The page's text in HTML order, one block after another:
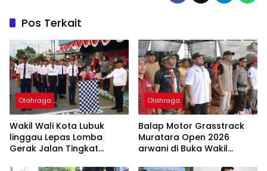
Pos Terkait
Olahraga
Wakil Wali Kota Lubuk
linggau Lepas Lomba
Gerak Jalan Tingkat
Olahraga
Balap Motor Grasstrack
Muratara Open 2026
arwani di Buka Wakil